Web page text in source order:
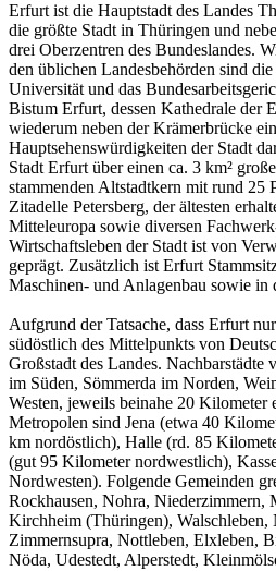
Erfurt ist die Hauptstadt des Landes
die größte Stadt in Thüringen und
drei Oberzentren des Bundeslandes.
den üblichen Landesbehörden sind
Universität und das
Bistum Erfurt, dessen Kathedrale der
wiederum neben der Krämerbrücke
Hauptsehenswürdigkeiten der Stadt
Stadt Erfurt über einen ca. 3 km²
stammenden Altstadtkern mit rund 25
Zitadelle Petersberg, der ältesten
Mitteleuropa sowie diversen
Wirtschaftsleben der Stadt ist von
geprägt. Zusätzlich ist Erfurt
Maschinen- und Anlagenbau sowie in
Aufgrund der Tatsache, dass Erfurt
südöstlich des Mittelpunkts von
Großstadt des Landes.
im Süden, Sömmerda im Norden,
Westen, jeweils beinahe 20 Kilometer
Metropolen sind Jena (etwa 40
km nordöstlich), Halle (rd. 85
(gut 95 Kilometer nordwestlich),
Nordwesten). Folgende Gemeinden
Rockhausen, Nohra, Niederzimmern,
Kirchheim (Thüringen), Walschleben,
Zimmernsupra, Nottleben, Elxleben,
Nöda, Udestedt, Alperstedt,